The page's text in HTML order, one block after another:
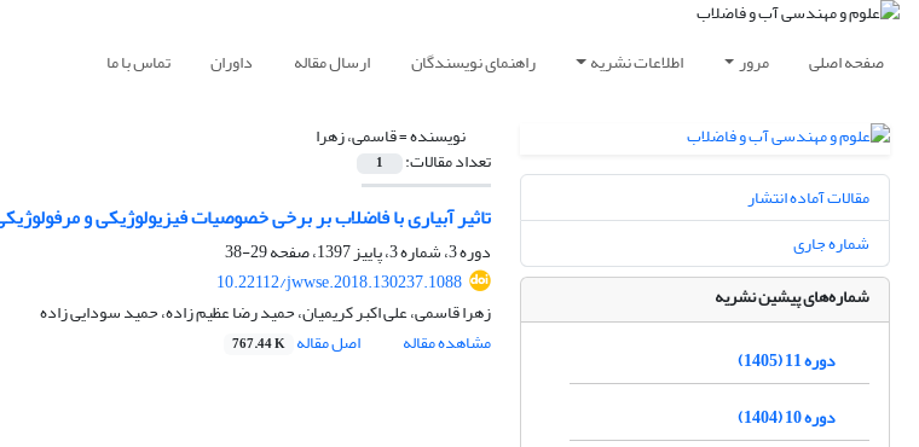
صفحه اصلی مرور اطلاعات نشریه راهنمای نویسندگان ارسال مقاله داوران تماس با ما
نویسنده =قاسمی، زهرا
تعداد مقالات: 1
تاثیر آبیاری با فاضلاب بر برخی خصوصیات فیزیولوژیکی و
دوره 3، شماره 3، پاییز 1397، صفحه
29-38
10.22112/jwwse.2018.130237.1088
زهرا قاسمی، علی اکبر کریمیان، حمید رضا عظیم زاده، حمید سودایی زاده
مشاهده مقاله
اصل مقاله 767.44 K
مقالات آماده انتشار
شماره جاری
شماره‌های پیشین نشریه
دوره 11 (1405)
دوره 10 (1404)